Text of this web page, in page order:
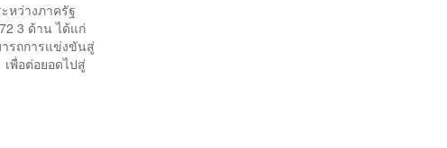
หว่างภาครัฐ
3 ด้าน ได้แก่
รถการแข่งขันสู่
พื่อต่อยอดไปสู่